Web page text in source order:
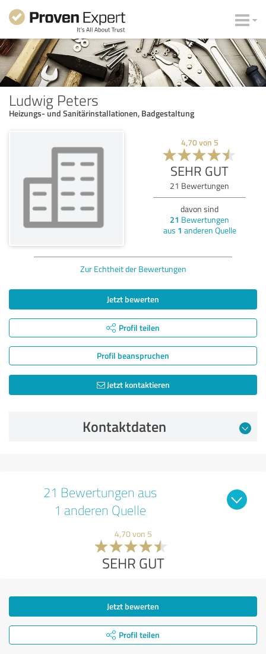
Ludwig Peters
Heizungs- und Sanitärinstallationen, Badgestaltung
4,70von 5
SEHR GUT
21 Bewertungen
davon sind
21 Bewertungen
aus 1 anderen Quelle
Zur Echtheit der Bewertungen
Jetzt bewerten
Profil teilen
Profil beanspruchen
Jetzt kontaktieren
Kontaktdaten
21 Bewertungen aus
1 anderen Quelle
4,70 von 5
SEHR GUT
Jetzt bewerten
Profil teilen